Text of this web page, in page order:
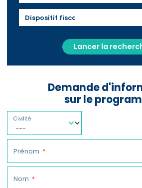
Lancer la
Demande
sur le
Civilité
Prénom
Nom